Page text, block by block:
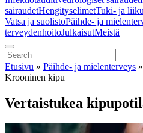
sairaudetHengityselimetTuki- ja
Vatsa ja suolistoPäihde- ja
terveydenhoitoJulkaisutMeistä
Etusivu » Päihde- ja mielenterveys »
Krooninen kipu
Vertaistukea